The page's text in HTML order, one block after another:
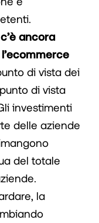
ancora
di vista dei
di vista
investimenti
delle aziende
del totale
la